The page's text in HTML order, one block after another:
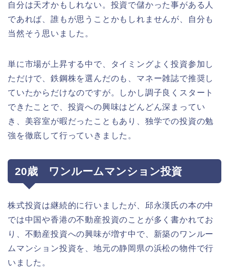
自分は天才かもしれない。投資で儲かった事がある人
であれば、誰もが思うことかもしれませんが、自分も
当然そう思いました。
単に市場が上昇する中で、タイミングよく投資参加し
ただけで、鉄鋼株を選んだのも、マネー雑誌で推奨し
ていたからだけなのですが。しかし調子良くスタート
できたことで、投資への興味はどんどん深まってい
き、美容室が暇だったこともあり、独学での投資の勉
強を徹底して行っていきました。
20歳 ワンルームマンション投資
株式投資は継続的に行いましたが、邱永漢氏の本の中
では中国や香港の不動産投資のことが多く書かれてお
り、不動産投資への興味が増す中で、新築のワンルー
ムマンション投資を、地元の静岡県の浜松の物件で行
いました。